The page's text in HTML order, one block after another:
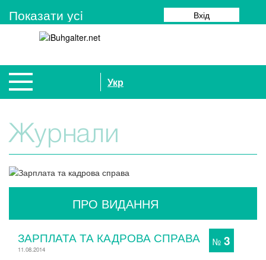
Показати усi Вхід
Укр
Журнали
ПРО ВИДАННЯ
ЗАРПЛАТА ТА КАДРОВА СПРАВА
11.08.2014
№ 3